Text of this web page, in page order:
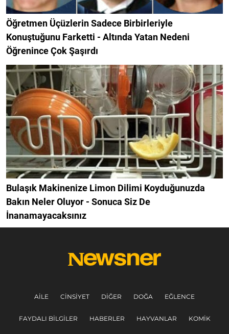
Öğretmen Üçüzlerin Sadece Birbirleriyle
Konuştuğunu Farketti - Altında Yatan Nedeni
Öğrenince Çok Şaşırdı
Bulaşık Makinenize Limon Dilimi Koyduğunuzda
Bakın Neler Oluyor - Sonuca Siz De
İnanamayacaksınız
AILE CINSIYET DIĞER DOĞA EĞLENCE
FAYDALI BILGILER HABERLER HAYVANLAR KOMIK